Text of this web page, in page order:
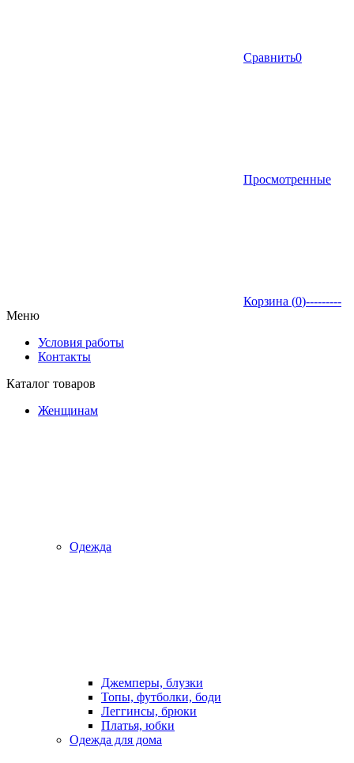
Сравнить0
Просмотренные
Корзина (0)---------
Меню
Условия работы
Контакты
Каталог товаров
Женщинам
Одежда
Джемперы, блузки
Топы, футболки, боди
Леггинсы, брюки
Платья, юбки
Одежда для дома